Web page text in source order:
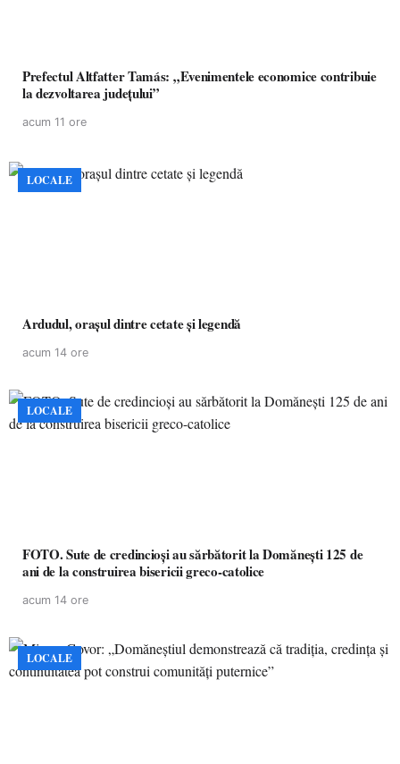
Prefectul Altfatter Tamás: „Evenimentele economice contribuie
la dezvoltarea județului”
acum 11 ore
LOCALE
Ardudul, orașul dintre cetate și legendă
acum 14 ore
LOCALE
FOTO. Sute de credincioși au sărbătorit la Domănești 125 de
ani de la construirea bisericii greco-catolice
acum 14 ore
LOCALE